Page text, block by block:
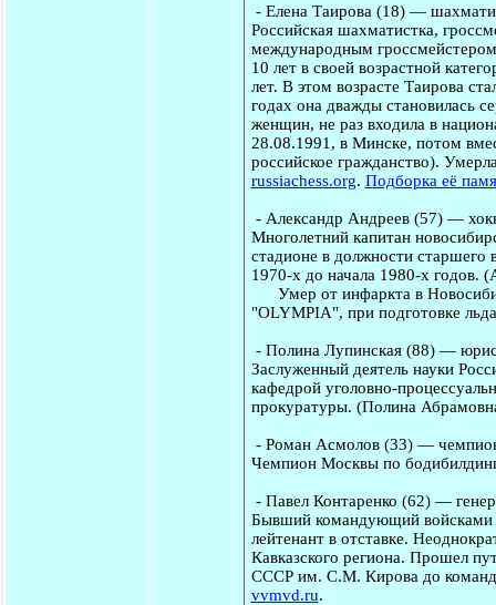
- Елена Таирова (18) —
Российская шахматистка,
международным
10 лет в своей возрастной
лет. В этом возрасте Таирова
годах она дважды становилась
женщин, не раз входила в
28.08.1991, в Минске, потом
российское гражданство).
russiachess.org. Подборка её
- Александр Андреев(57) —
Многолетний капитан
стадионе в должности
1970-х до начала 1980-х годов.
Умер от инфаркта в
"OLYMPIA", при подготовке
- Полина Лупинская (88) —
Заслуженный деятель науки
кафедрой уголовно-
прокуратуры. (Полина
- Роман Асмолов(33) —
Чемпион Москвы по
- Павел Контаренко (62) —
Бывший командующий войсками
лейтенант в отставке.
Кавказского региона. Прошел
СССР им. С.М. Кирова до
vvmvd.ru.